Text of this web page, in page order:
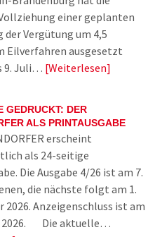
einer geplanten
der Vergütung um 4,5
Eilverfahren ausgesetzt
9. Juli… Weiterlesen
GEDRUCKT: DER
ALS PRINTAUSGABE
erscheint
als 24-seitige
Die Ausgabe 4/26 ist am 7.
die nächste folgt am 1.
2026. Anzeigenschluss ist am
2026. Die aktuelle…